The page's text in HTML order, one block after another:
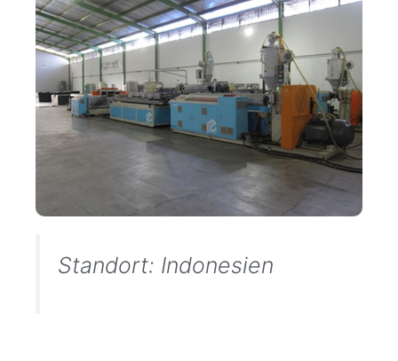
Standort: Indonesien